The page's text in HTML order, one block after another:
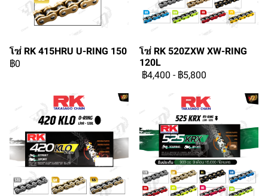
โซ่ RK 415HRU U-RING 150
฿0
โซ่ RK 520ZXW XW-RING
120L
฿4,400 - ฿5,800